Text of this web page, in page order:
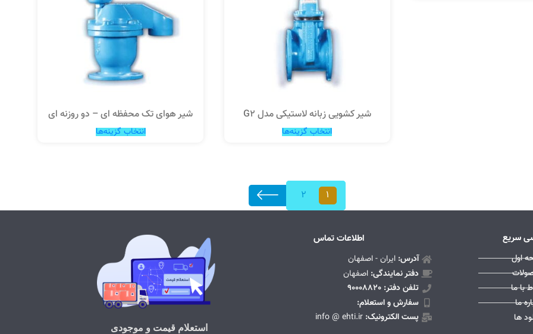
شیر کشویی زبانه لاستیکی مدل G2
انتخاب گزینه‌ها
شیر هوای تک محفظه ای – دو روزنه ای
انتخاب گزینه‌ها
1
2
سریع
اول
با ما
ما
ها
اطلاعات تماس
آدرس:ایران - اصفهان
دفتر نمایندگی: اصفهان
تلفن دفتر: 90008820
سفارش و استعلام:
پست الکترونیک: info @ ehti.ir
استعلام قیمت و موجودی